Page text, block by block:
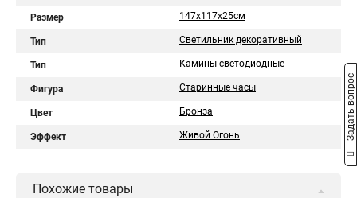
Размер 147x117x25cм
Тип Светильник декоративный
Тип Камины светодиодные
Фигура Старинные часы
Цвет Бронза
Эффект Живой Огонь
Похожие товары
Задать вопрос